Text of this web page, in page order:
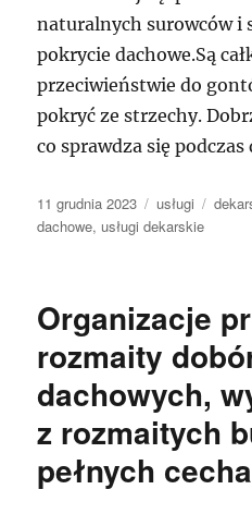
naturalnych surowców i
pokrycie dachowe.Są
przeciwieństwie do
pokryć ze strzechy.
co sprawdza się podczas
Data
publikacji
11 grudnia 2023 Kategorie
usługi Tagi
dachowe, usługi dekarskie
Organizacje
rozmaity
dachowych,
z rozmaitych
pełnych